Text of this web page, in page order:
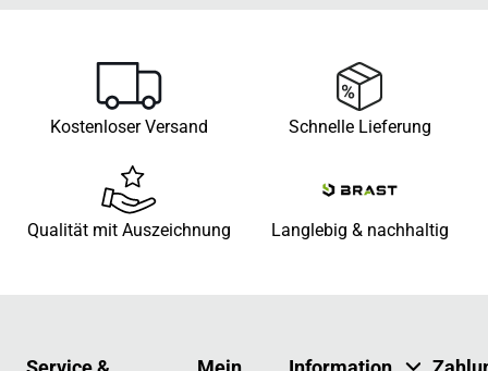
Kostenloser Versand Schnelle Lieferung
Qualität mit Auszeichnung Langlebig & nachhaltig